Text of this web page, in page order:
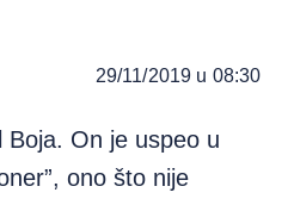
29/11/2019 u 08:30
Boja. On je uspeo u
ono što nije